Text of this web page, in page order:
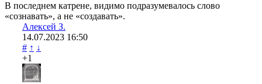
В последнем катрене, видимо подразумевалось слово
«сознавать», а не «создавать».
Алексей З.
14.07.2023 16:50
# ↑ ↓
+1